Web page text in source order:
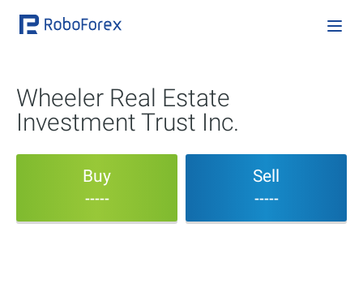
Wheeler Real Estate
Investment Trust Inc.
Buy
-----
Sell
-----